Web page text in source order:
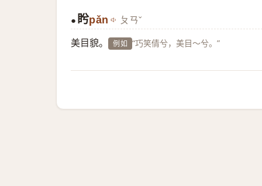
● 盻pǎn ㄆㄢˇ
美目貌。 例如 “巧笑倩兮，美目～兮。”